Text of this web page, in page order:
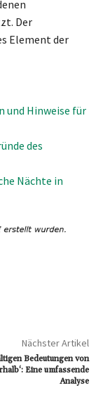
Der
Element der
und Hinweise für
des
Nächte in
Nächster Artikel
Bedeutungen von
Eine umfassende
Analyse